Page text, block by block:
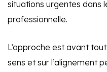
situations urgentes dans
professionnelle.
L’approche est avant
sens et sur l’alignement